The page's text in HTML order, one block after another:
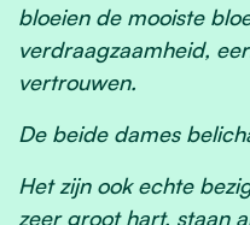
bloeien de mooiste
verdraagzaamheid,
vertrouwen.
De beide dames
Het zijn ook echte
zeer groot hart, staan